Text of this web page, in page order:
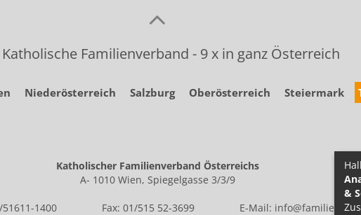
Familienverband - 9 x in ganz Österreich
Niederösterreich Salzburg Oberösterreich Steiermark
Katholischer Familienverband Österreichs
A- 1010 Wien, Spiegelgasse 3/3/9
1400 Fax: 01/515 52-3699 E-Mail: info@familie.at
&